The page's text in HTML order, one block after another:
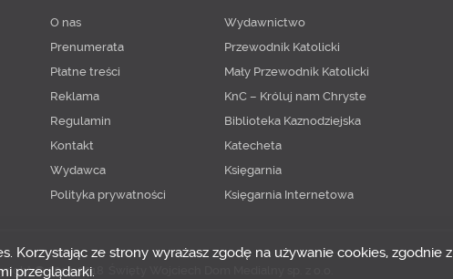
O nas
Prenumerata
Płatne treści
Reklama
Regulamin
Kontakt
Wydawca
Polityka prywatności
Wydawnictwo
Przewodnik Katolicki
Mały Przewodnik Katolicki
KnC – Króluj nam Chryste
Biblioteka Kaznodziejska
Katecheta
Księgarnia
Księgarnia Internetowa
© 2014-2018
Korzystając ze strony wyrażasz zgodę na używanie cookies, zgodnie z
przeglądarki.